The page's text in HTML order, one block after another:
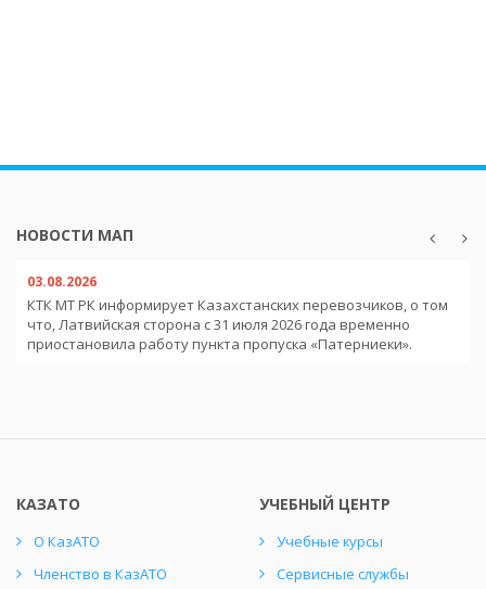
НОВОСТИ МАП
03.08.2026
КТК МТ РК информирует Казахстанских перевозчиков, о том
что, Латвийская сторона с 31 июля 2026 года временно
приостановила работу пункта пропуска «Патерниеки».
КАЗАТО
О КазАТО
Членство в КазАТО
УЧЕБНЫЙ ЦЕНТР
Учебные курсы
Сервисные службы